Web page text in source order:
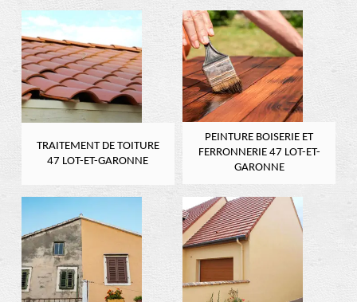
TRAITEMENT DE TOITURE
47 LOT-ET-GARONNE
PEINTURE BOISERIE ET
FERRONNERIE 47 LOT-ET-
GARONNE